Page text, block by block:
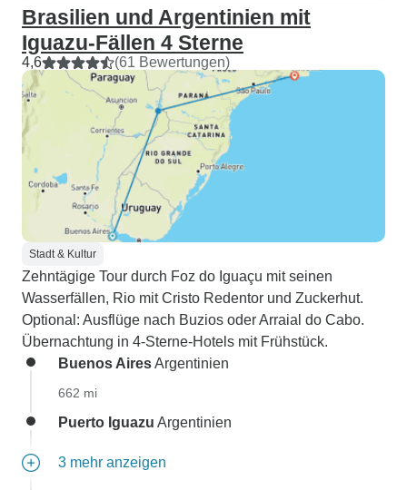
Brasilien und Argentinien mit
Iguazu-Fällen 4 Sterne
4,6 (61 Bewertungen)
Stadt & Kultur
Zehntägige Tour durch Foz do Iguaçu mit seinen
Wasserfällen, Rio mit Cristo Redentor und Zuckerhut.
Optional: Ausflüge nach Buzios oder Arraial do Cabo.
Übernachtung in 4-Sterne-Hotels mit Frühstück.
Buenos AiresArgentinien
662 mi
Puerto Iguazu Argentinien
3 mehr anzeigen